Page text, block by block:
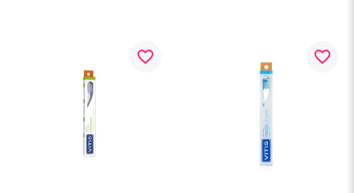
favorite_border favorite_border